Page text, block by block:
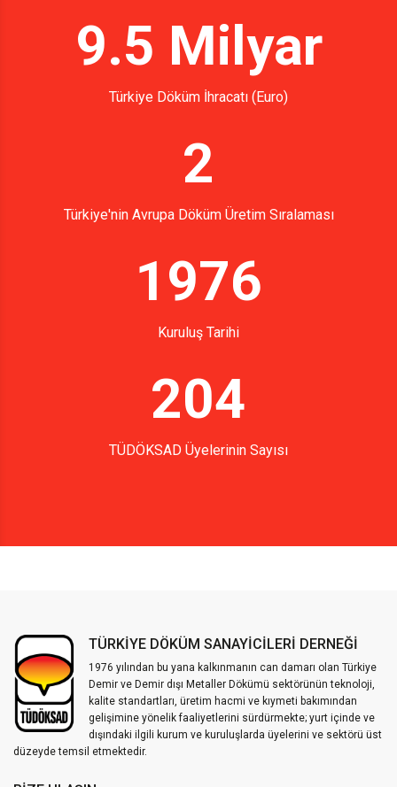
9.5 Milyar
Türkiye Döküm İhracatı (Euro)
2
Türkiye'nin Avrupa Döküm Üretim Sıralaması
1976
Kuruluş Tarihi
204
TÜDÖKSAD Üyelerinin Sayısı
TÜRKİYE DÖKÜM SANAYİCİLERİ DERNEĞİ
1976 yılından bu yana kalkınmanın can damarı olan Türkiye
Demir ve Demir dışı Metaller Dökümü sektörünün teknoloji,
kalite standartları, üretim hacmi ve kıymeti bakımından
gelişimine yönelik faaliyetlerini sürdürmekte; yurt içinde ve
dışındaki ilgili kurum ve kuruluşlarda üyelerini ve sektörü üst
düzeyde temsil etmektedir.